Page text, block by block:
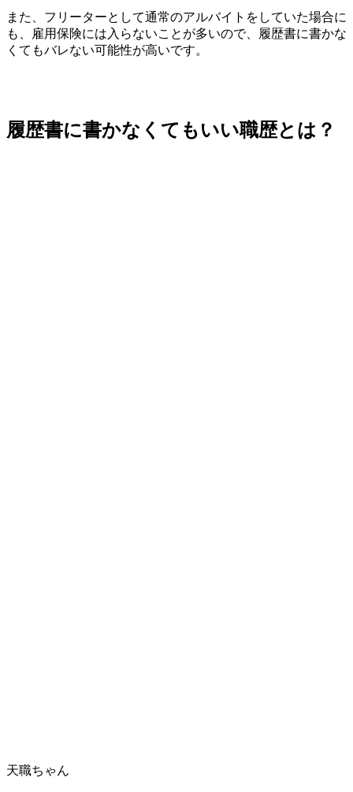
また、フリーターとして通常のアルバイトをしていた場合に
も、雇用保険には入らないことが多いので、履歴書に書かな
くてもバレない可能性が高いです。
履歴書に書かなくてもいい職歴とは？
天職ちゃん